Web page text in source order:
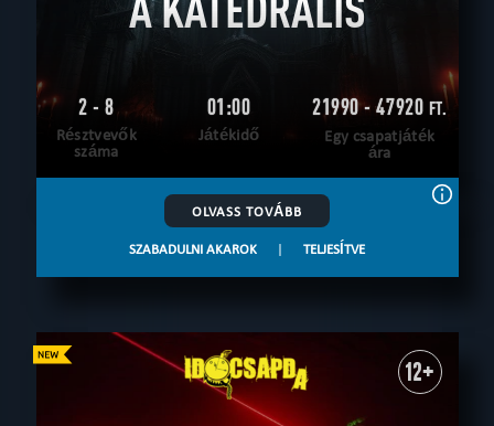
2 - 8
Résztvevők
száma
01:00
Játékidő
21990 - 47920 FT.
Egy csapatjáték
ára
OLVASS TOVÁBB
SZABADULNI AKAROK | TELJESÍTVE
12+